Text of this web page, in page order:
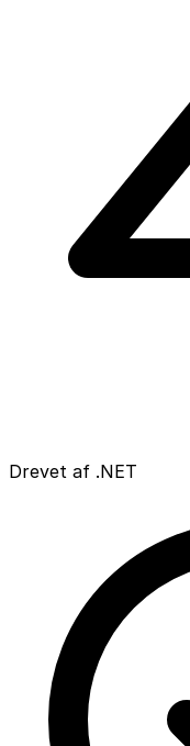
Drevet af .NET